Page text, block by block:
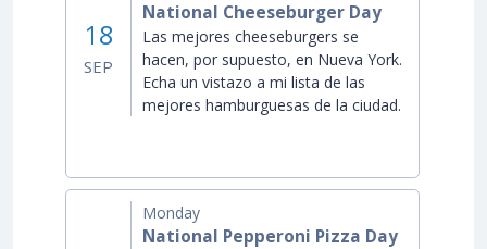
18
SEP
National Cheeseburger Day
Las mejores cheeseburgers se
hacen, por supuesto, en Nueva York.
Echa un vistazo a mi lista de las
mejores hamburguesas de la ciudad.
Monday
National Pepperoni Pizza Day